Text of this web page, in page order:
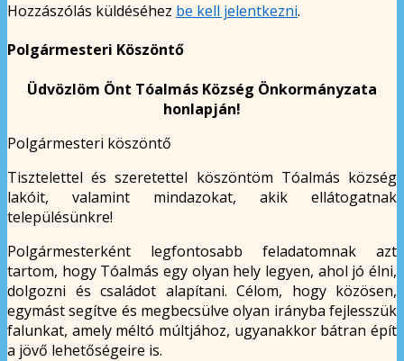
Hozzászólás küldéséhez be kell jelentkezni.
Polgármesteri Köszöntő
Üdvözlöm Önt Tóalmás Község Önkormányzata
honlapján!
Polgármesteri köszöntő
Tisztelettel és szeretettel köszöntöm Tóalmás község
lakóit, valamint mindazokat, akik ellátogatnak
településünkre!
Polgármesterként legfontosabb feladatomnak azt
tartom, hogy Tóalmás egy olyan hely legyen, ahol jó élni,
dolgozni és családot alapítani. Célom, hogy közösen,
egymást segítve és megbecsülve olyan irányba fejlesszük
falunkat, amely méltó múltjához, ugyanakkor bátran épít
a jövő lehetőségeire is.